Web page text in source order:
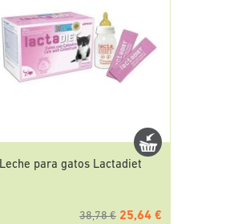
Leche para gatos Lactadiet
38,78 € 25,64 €